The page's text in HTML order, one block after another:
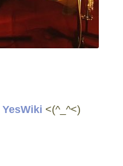
YesWiki <(^_^<)